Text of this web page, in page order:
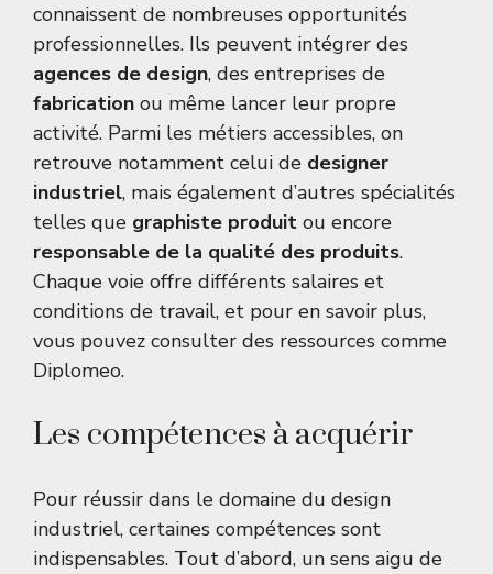
connaissent de nombreuses opportunités
professionnelles. Ils peuvent intégrer des
agences de design, des entreprises de
fabrication ou même lancer leur propre
activité. Parmi les métiers accessibles, on
retrouve notamment celui de designer
industriel, mais également d’autres spécialités
telles que graphiste produit ou encore
responsable de la qualité des produits.
Chaque voie offre différents salaires et
conditions de travail, et pour en savoir plus,
vous pouvez consulter des ressources comme
Diplomeo.
Les compétences à acquérir
Pour réussir dans le domaine du design
industriel, certaines compétences sont
indispensables. Tout d’abord, un sens aigu de